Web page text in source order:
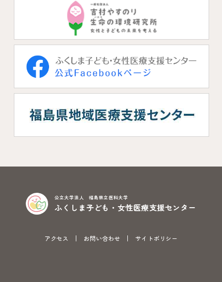
公立大学法人 福島県立医科大学
ふくしま子ども・女性医療支援センター
アクセス お問い合わせ サイトポリシー